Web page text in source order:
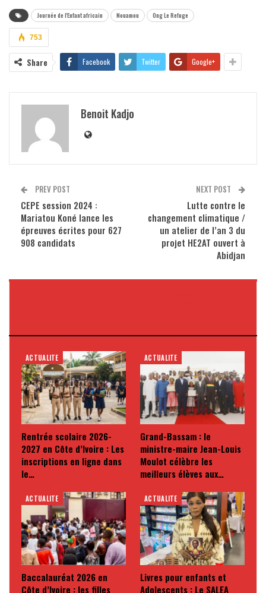
Journée de l'Enfant africain Nouamou Ong Le Refuge
753
Share Facebook Twitter Google+
Benoit Kadjo
PREV POST
CEPE session 2024 :
Mariatou Koné lance les
épreuves écrites pour 627
908 candidats
NEXT POST
Lutte contre le
changement climatique /
un atelier de l’an 3 du
projet HE2AT ouvert à
Abidjan
ACTUALITE
Rentrée scolaire 2026-
2027 en Côte d’Ivoire : Les
inscriptions en ligne dans
le…
ACTUALITE
Grand-Bassam : le
ministre-maire Jean-Louis
Moulot célèbre les
meilleurs élèves aux…
ACTUALITE
Baccalauréat 2026 en
Côte d’Ivoire : les filles
ACTUALITE
Livres pour enfants et
Adolescents : Le SALEA